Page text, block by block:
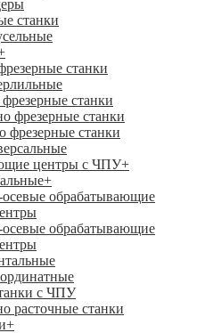
станки
станки
станки
фрезерные станки
фрезерные станки
центры с ЧПУ+
+
осевые обрабатывающие
осевые обрабатывающие
с ЧПУ
расточные станки
+